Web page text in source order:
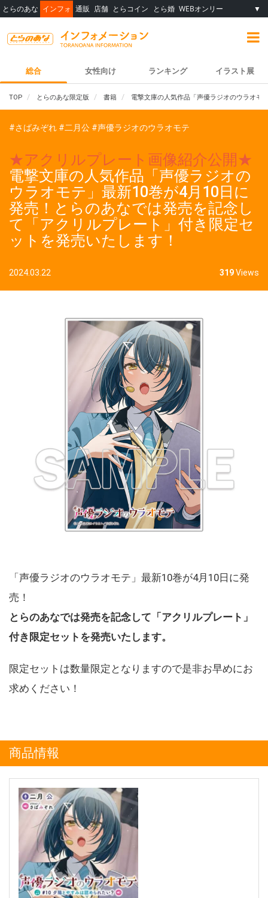
とらのあな インフォ 通販 店舗 とらコイン とら婚 WEBオンリー ▼
総合 女性向け ランキング イラスト展
TOP とらのあな限定版 書籍 電撃文庫の人気作品「声優ラジオのウラオモ
#さばみぞれ #二月公 #声優ラジオのウラオモテ
★アクリルプレート画像紹介公開★
電撃文庫の人気作品「声優ラジオの
ウラオモテ」最新10巻が4月10日に
発売！とらのあなでは発売を記念し
て「アクリルプレート」付き限定セ
ットを発売いたします！
2024.03.22 319Views
「声優ラジオのウラオモテ」最新10巻が4月10日に発
売！
とらのあなでは発売を記念して「アクリルプレート」
付き限定セットを発売いたします。
限定セットは数量限定となりますので是非お早めにお
求めください！
商品情報